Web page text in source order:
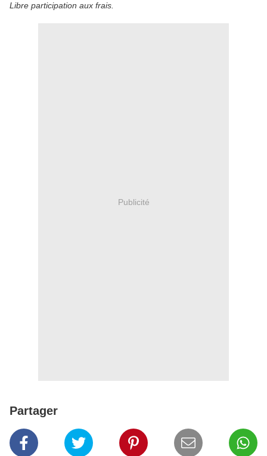
Libre participation aux frais.
Publicité
Partager